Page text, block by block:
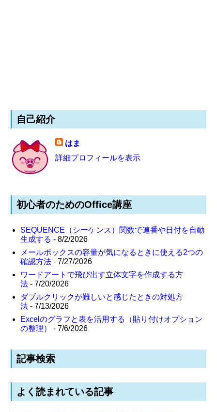
自己紹介
はま
詳細プロフィールを表示
初心者のためのOffice講座
SEQUENCE（シーケンス）関数で連番や日付を自動
生成する - 8/2/2026
メールボックスの容量が気になるときに使える2つの
確認方法 - 7/27/2026
ワードアートで飛び出す立体文字を作成する方
法 - 7/20/2026
ダブルクリックが難しいと感じたときの対処方
法 - 7/13/2026
Excelのグラフと表を活用する（貼り付けオプション
の整理）
- 7/6/2026
記事検索
よく読まれている記事